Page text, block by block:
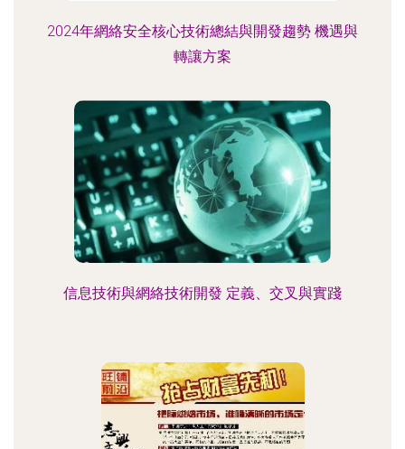
2024年網絡安全核心技術總結與開發趨勢 機遇與
轉讓方案
信息技術與網絡技術開發 定義、交叉與實踐